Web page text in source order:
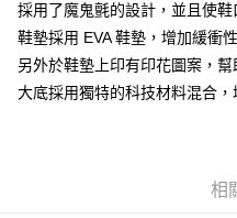
付款後萊爾富取貨
每筆NT$80，滿NT$6,000(含以
7-11取貨付款
每筆NT$80，滿NT$6,000(含以
採用了魔鬼氈的設計，並且使鞋
鞋墊採用 EVA 鞋墊，增加緩衝
另外於鞋墊上印有印花圖案，
大底採用獨特的科技材料混合，
相